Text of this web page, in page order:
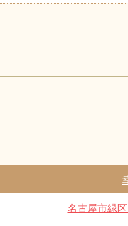
名古屋市緑